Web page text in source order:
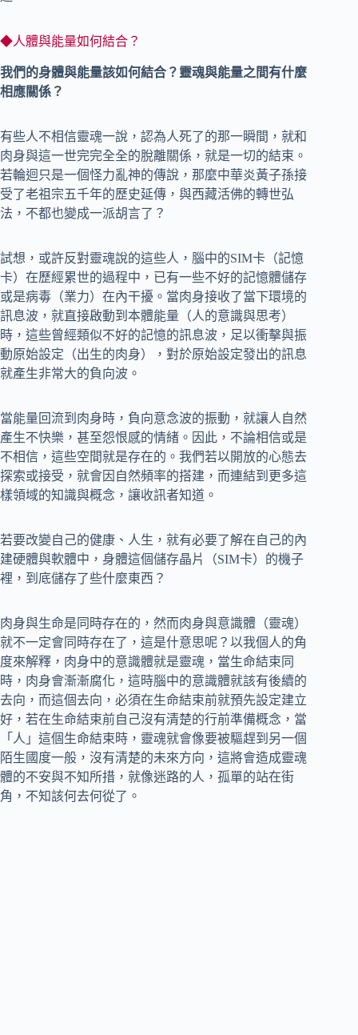
◆人體與能量如何結合？
我們的身體與能量該如何結合？靈魂與能量之間有什麼
相應關係？
有些人不相信靈魂一說，認為人死了的那一瞬間，就和
肉身與這一世完完全全的脫離關係，就是一切的結束。
若輪迴只是一個怪力亂神的傳說，那麼中華炎黃子孫接
受了老祖宗五千年的歷史延傳，與西藏活佛的轉世弘
法，不都也變成一派胡言了？
試想，或許反對靈魂說的這些人，腦中的SIM卡（記憶
卡）在歷經累世的過程中，已有一些不好的記憶體儲存
或是病毒（業力）在內干擾。當肉身接收了當下環境的
訊息波，就直接啟動到本體能量（人的意識與思考）
時，這些曾經類似不好的記憶的訊息波，足以衝擊與振
動原始設定（出生的肉身），對於原始設定發出的訊息
就產生非常大的負向波。
當能量回流到肉身時，負向意念波的振動，就讓人自然
產生不快樂，甚至怨恨感的情緒。因此，不論相信或是
不相信，這些空間就是存在的。我們若以開放的心態去
探索或接受，就會因自然頻率的搭建，而連結到更多這
樣領域的知識與概念，讓收訊者知道。
若要改變自己的健康、人生，就有必要了解在自己的內
建硬體與軟體中，身體這個儲存晶片（SIM卡）的機子
裡，到底儲存了些什麼東西？
肉身與生命是同時存在的，然而肉身與意識體（靈魂）
就不一定會同時存在了，這是什意思呢？以我個人的角
度來解釋，肉身中的意識體就是靈魂，當生命結束同
時，肉身會漸漸腐化，這時腦中的意識體就該有後續的
去向，而這個去向，必須在生命結束前就預先設定建立
好，若在生命結束前自己沒有清楚的行前準備概念，當
「人」這個生命結束時，靈魂就會像要被驅趕到另一個
陌生國度一般，沒有清楚的未來方向，這將會造成靈魂
體的不安與不知所措，就像迷路的人，孤單的站在街
角，不知該何去何從了。